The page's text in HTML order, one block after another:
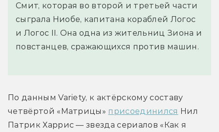
Смит, которая во второй и третьей части
сыграла Ниобе, капитана кораблей Логос
и Логос II. Она одна из жительниц Зиона и
повстанцев, сражающихся против машин.
По данным Variety, к актёрскому составу
четвёртой «Матрицы» присоединился Нил
Патрик Харрис — звезда сериалов «Как я